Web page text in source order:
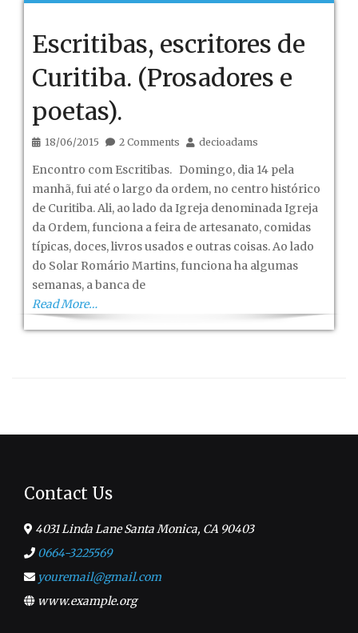
de
Escritibas, escritores de
Curitiba. (Prosadores e
poetas).
18/06/2015 2 Comments decioadams
Encontro com Escritibas. Domingo, dia 14 pela
manhã, fui até o largo da ordem, no centro histórico
de Curitiba. Ali, ao lado da Igreja denominada Igreja
da Ordem, funciona a feira de artesanato, comidas
típicas, doces, livros usados e outras coisas. Ao lado
do Solar Romário Martins, funciona ha algumas
semanas, a banca de
Read More…
Contact Us
4031 Linda Lane Santa Monica, CA 90403
0664-3225569
youremail@gmail.com
www.example.org